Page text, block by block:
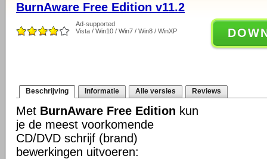
BurnAware Free Edition v11.2
Ad-supported
Vista / Win10 / Win7 / Win8 / WinXP
Beschrijving Informatie Alle versies Reviews
Met BurnAware Free Edition kun
je de meest voorkomende
CD/DVD schrijf (brand)
bewerkingen uitvoeren: